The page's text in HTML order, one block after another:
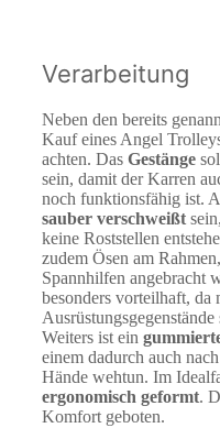
Verarbeitung
Neben den bereits
Kauf eines Angel
achten. Das Gestänge
sein, damit der Karren
noch funktionsfähig ist.
sauber verschweißt
keine Roststellen
zudem Ösen am
Spannhilfen angebracht
besonders vorteilhaft, da
Weiters ist ein
einem dadurch auch
Hände wehtun. Im
ergonomisch geformt.
Komfort geboten.